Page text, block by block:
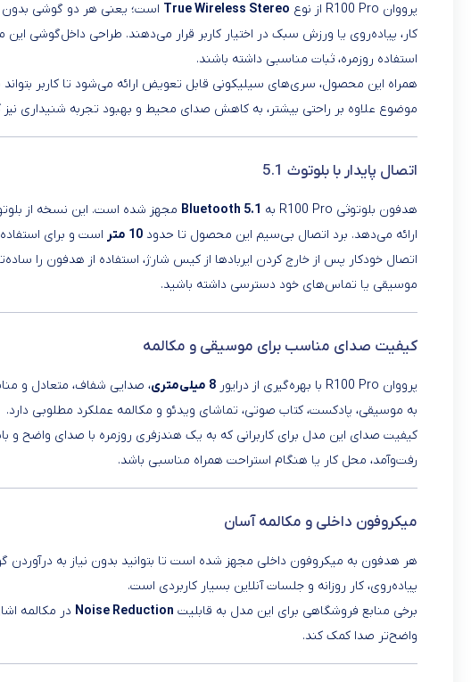
پرووان R100 Pro از نوع True Wireless Stereo است؛ یعنی هر دو گوشی
کار، پیاده‌روی یا ورزش سبک در اختیار کاربر قرار می‌دهند. طراحی داخل‌گوشی
استفاده روزمره، ثبات مناسبی داشته باشند.
همراه این محصول، سری‌های سیلیکونی قابل تعویض ارائه می‌شود تا کاربر بتواند
موضوع علاوه بر راحتی بیشتر، به کاهش صدای محیط و بهبود تجربه شنیداری
اتصال پایدار با بلوتوث 5.1
هدفون بلوتوثی R100 Pro به Bluetooth 5.1 مجهز شده است. این نسخه از
ارائه می‌دهد. برد اتصال بی‌سیم این محصول تا حدود 10 متر
است و برای
اتصال خودکار پس از خارج کردن ایربادها از کیس شارژ، استفاده از هدفون را
موسیقی یا تماس‌های خود دسترسی داشته باشید.
کیفیت صدای مناسب برای موسیقی و مکالمه
پرووان R100 Pro با بهره‌گیری از درایور 8 میلی‌متری
، صدایی شفاف، متعادل و
به موسیقی، پادکست، کتاب صوتی، تماشای ویدئو و مکالمه عملکرد مطلوبی دارد.
کیفیت صدای این مدل برای کاربرانی که به یک هندزفری روزمره با صدای واضح
رفت‌وآمد، محل کار یا هنگام استراحت همراه مناسبی باشد.
میکروفون داخلی و مکالمه آسان
هر هدفون به میکروفون داخلی مجهز شده است تا بتوانید بدون نیاز به درآوردن
پیاده‌روی، کار روزانه و جلسات آنلاین بسیار کاربردی است.
برخی منابع فروشگاهی برای این مدل به قابلیت Noise Reduction در مکالمه
واضح‌تر صدا کمک کند.